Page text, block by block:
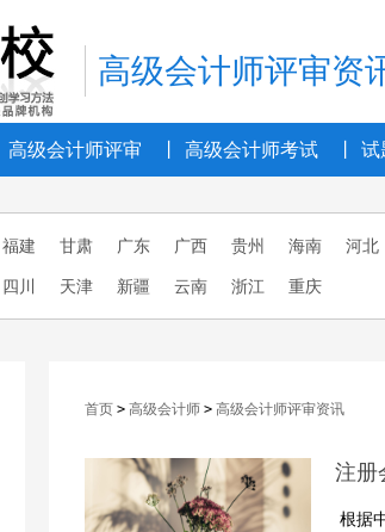
高级会计师评审资
高级会计师评审 高级会计师考试 试
福建 甘肃 广东 广西 贵州 海南 河北
四川 天津 新疆 云南 浙江 重庆
首页 > 高级会计师 > 高级会计师评审资讯
注册
根据